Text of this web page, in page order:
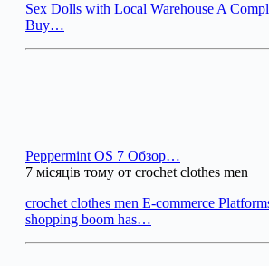
Sex Dolls with Local Warehouse A
Buy…
Peppermint OS 7 Обзор…
7 місяців тому от crochet clothes men
crochet clothes men E-commerce
shopping boom has…